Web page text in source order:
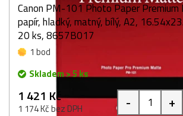
Canon PM-101 Photo Paper
papír, hladký, matný, bílý, A2,
20 ks, 8657B017
1 bod
Skladem > 5 ks
1 421 Kč
1 174 Kč bez DPH - +